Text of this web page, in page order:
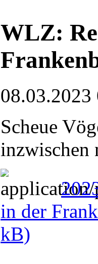
WLZ:
08.03.2023
Scheue
inzwischen
in der
kB)